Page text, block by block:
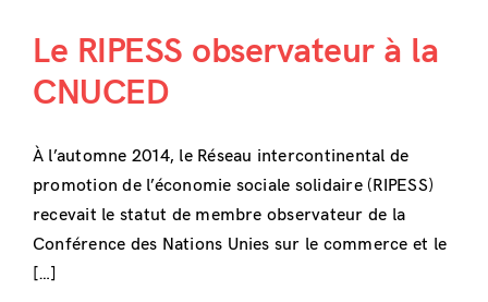
Le RIPESS observateur à la
CNUCED
À l’automne 2014, le Réseau intercontinental de
promotion de l’économie sociale solidaire (RIPESS)
recevait le statut de membre observateur de la
Conférence des Nations Unies sur le commerce et le
[…]